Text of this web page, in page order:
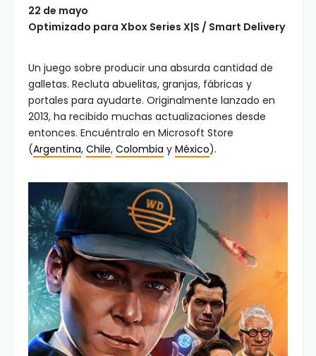
22 de mayo
Optimizado para Xbox Series X|S / Smart Delivery
Un juego sobre producir una absurda cantidad de
galletas. Recluta abuelitas, granjas, fábricas y
portales para ayudarte. Originalmente lanzado en
2013, ha recibido muchas actualizaciones desde
entonces. Encuéntralo en Microsoft Store
(Argentina, Chile, Colombia y México).